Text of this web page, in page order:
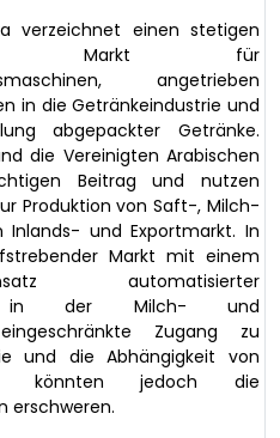
verzeichnet einen stetigen
Markt für
angetrieben
in die Getränkeindustrie und
abgepackter Getränke.
die Vereinigten Arabischen
Beitrag und nutzen
Produktion von Saft-, Milch-
und Exportmarkt. In
Markt mit einem
automatisierter
in der Milch- und
Zugang zu
und die Abhängigkeit von
könnten jedoch die
erschweren.